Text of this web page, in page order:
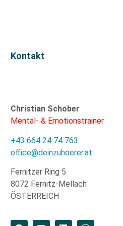
Kontakt
Christian Schober
Mental- & Emotionstrainer
+43 664 24 74 763
office@deinzuhoerer.at
Fernitzer Ring 5
8072 Fernitz-Mellach
ÖSTERREICH